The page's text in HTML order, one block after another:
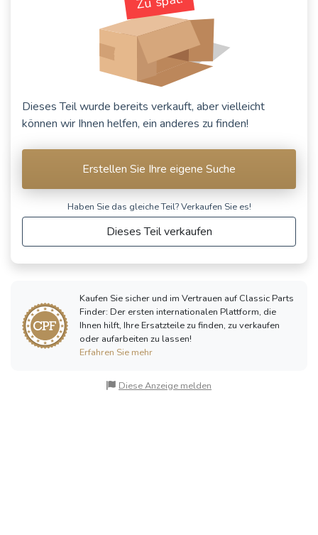
(1961 - 1978)
Siehe weniger Fahrzeuge
Dieses Teil wurde bereits verkauft, aber vielleicht
können wir Ihnen helfen, ein anderes zu finden!
Erstellen Sie Ihre eigene Suche
Haben Sie das gleiche Teil? Verkaufen Sie es!
Dieses Teil verkaufen
Kaufen Sie sicher und im Vertrauen auf Classic Parts
Finder: Der ersten internationalen Plattform, die
Ihnen hilft, Ihre Ersatzteile zu finden, zu verkaufen
oder aufarbeiten zu lassen!
Erfahren Sie mehr
Diese Anzeige melden